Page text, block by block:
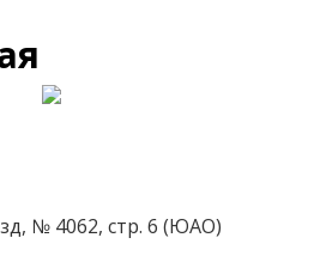
№ 4062, стр. 6 (ЮАО)